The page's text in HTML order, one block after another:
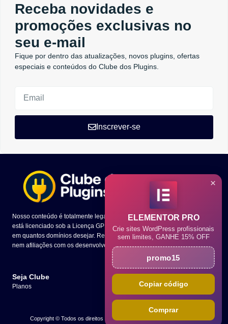
Receba novidades e
promoções exclusivas no
seu e-mail
Fique por dentro das atualizações, novos plugins, ofertas
especiais e conteúdos do Clube dos Plugins.
Inscrever-se
Nosso conteúdo é totalmente legal e todo o código dos temas e plugins
está licenciado sob a Licença GPL. Você tem a liberdade de utilizá-los
em quantos domínios desejar. Ressaltamos que não mantemos parcerias
nem afiliações com os desenvolvedores presentes em nosso site.
Seja Clube
Planos
Copyright © Todos os direitos reservados. 2025 - Clube dos Plugins
×
ELEMENTOR PRO
Crie sites WordPress profissionais
sem limites, GANHE 15% OFF
promo15
Copiar código
Comprar